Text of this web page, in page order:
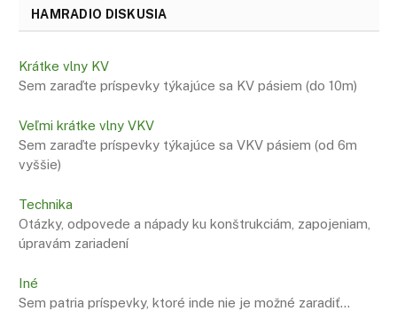
HAMRADIO DISKUSIA
Krátke vlny KV
Sem zaraďte príspevky týkajúce sa KV pásiem (do 10m)
Veľmi krátke vlny VKV
Sem zaraďte príspevky týkajúce sa VKV pásiem (od 6m
vyššie)
Technika
Otázky, odpovede a nápady ku konštrukciám, zapojeniam,
úpravám zariadení
Iné
Sem patria príspevky, ktoré inde nie je možné zaradiť…